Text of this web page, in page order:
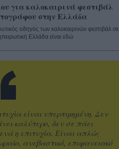
για καλοκαιρινά φεστιβάλ
στην Ελλάδα
οδηγός των καλοκαιρινών φεστιβάλ σε
Ελλάδα είναι εδώ
είναι υπερτιμημένη. Δεν
καλύτερο, δεν σε πάει
η επιτυχία. Είναι απλώς
ανεβαστικό, επιφανειακό